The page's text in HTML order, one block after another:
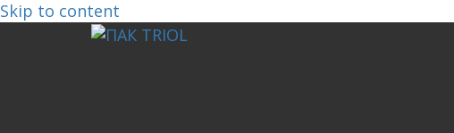
Skip to content